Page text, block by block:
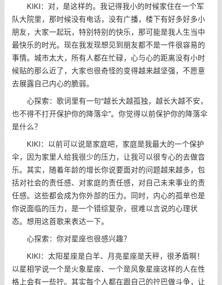
KIKI：对，是这样的。我记得我小的时候家住在一个军
队大院里，那时候没有电话，没有广播，楼下有好多好多小
朋友，大家一起玩，特别特别的快乐，那可能是我人生当中
最快乐的时光。现在我发现想见到朋友都不是一件很容易的
事情。城市太大，所有人都在忙碌，心与心的距离没有小时
候贴的那么近了，大家也很奇怪的变得越来越坚强，不愿意
去展露自己内心的脆弱。
心探索：歌词里有一句“越长大越孤独，越长大越不安，
也不得不打开保护你的降落伞”。你觉得以前保护你的降落伞
是什么？
KIKI：以前可以说是家庭吧，家庭是我最大的一个保护
伞，因为家里人给我很少的压力，让我可以很专心的去做音
乐。其实，随着年龄的增长你说要面对的问题越来越多，包
括对社会的责任感、对家庭的责任感，对自己未来事业的责
任感。这些都会成为你外部的压力。同时，内心的孤单也是
你说面临的压力，是一个错综复杂，很难以言说的心理状
态。想用这首歌来表达一下。
心探索：你对星座也很感兴趣？
KIKI：太阳星座是白羊、月亮星座是天秤，很矛盾啊！
以星相学说一个是火象星座、一个是风象星座这样的人在性
格上会有一些拧。其实每个人都在跟自己的拧巴做斗争，让